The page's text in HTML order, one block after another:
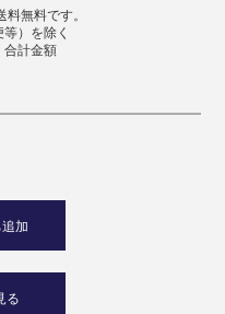
料無料です。
）を除く
合計金額
加
る